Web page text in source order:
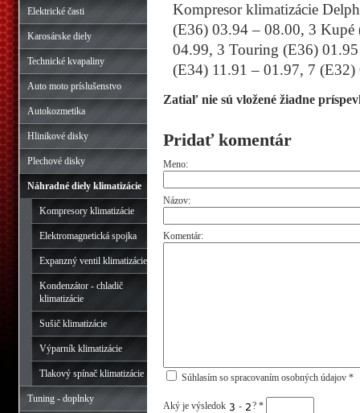
Elektrické časti
Karosárske diely
Technické kvapaliny
Auto moto príslušenstvo
Autokozmetika
Hlinikové disky
Plechové disky
Náhradné diely klimatizácie
Kompresory klimatizácie
Elektromagnetická spojka
Expanzný ventil klimatizácie
Kondenzátor - chladič
klimatizácie
Sušič klimatizácie
Výparník klimatizácie
Tlakový spínač klimatizácie
Tuning - doplnky
Kompresor klimatizácie
(E36) 03.94 – 08.00, 3
04.99, 3 Touring (E36)
(E34) 11.91 – 01.97, 7
Zatiaľ nie sú vložené žiadne
Pridať komentár
Meno:
Názov:
Komentár:
Súhlasím so spracovaním osobných údajov *
Aký je výsledok - ? *